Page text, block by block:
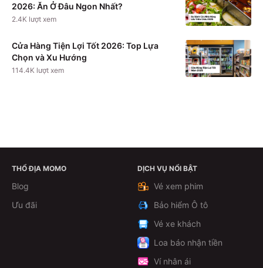
2026: Ăn Ở Đâu Ngon Nhất?
2.4K lượt xem
Cửa Hàng Tiện Lợi Tốt 2026: Top Lựa
Chọn và Xu Hướng
114.4K lượt xem
Theo dõi
THỔ ĐỊA MOMO
Blog
Ưu đãi
DỊCH VỤ NỔI BẬT
Vé xem phim
Bảo hiểm Ô tô
Vé xe khách
Loa báo nhận tiền
Ví nhân ái